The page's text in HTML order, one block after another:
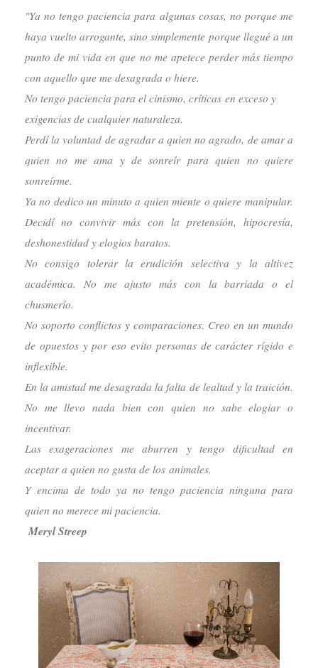
"Ya no tengo paciencia para algunas cosas, no porque me
haya vuelto arrogante, sino simplemente porque llegué a un
punto de mi vida en que no me apetece perder más tiempo
con aquello que me desagrada o hiere.
No tengo paciencia para el cinismo, críticas en exceso y
exigencias de cualquier naturaleza.
Perdí la voluntad de agradar a quien no agrado, de amar a
quien no me ama y de sonreír para quien no quiere
sonreírme.
Ya no dedico un minuto a quien miente o quiere manipular.
Decidí no convivir más con la pretensión, hipocresía,
deshonestidad y elogios baratos.
No consigo tolerar la erudición selectiva y la altivez
académica. No me ajusto más con la barriada o el
chusmerío.
No soporto conflictos y comparaciones. Creo en un mundo
de opuestos y por eso evito personas de carácter rígido e
inflexible.
En la amistad me desagrada la falta de lealtad y la traición.
No me llevo nada bien con quien no sabe elogiar o
incentivar.
Las exageraciones me aburren y tengo dificultad en
aceptar a quien no gusta de los animales.
Y encima de todo ya no tengo paciencia ninguna para
quien no merece mi paciencia.
Meryl Streep